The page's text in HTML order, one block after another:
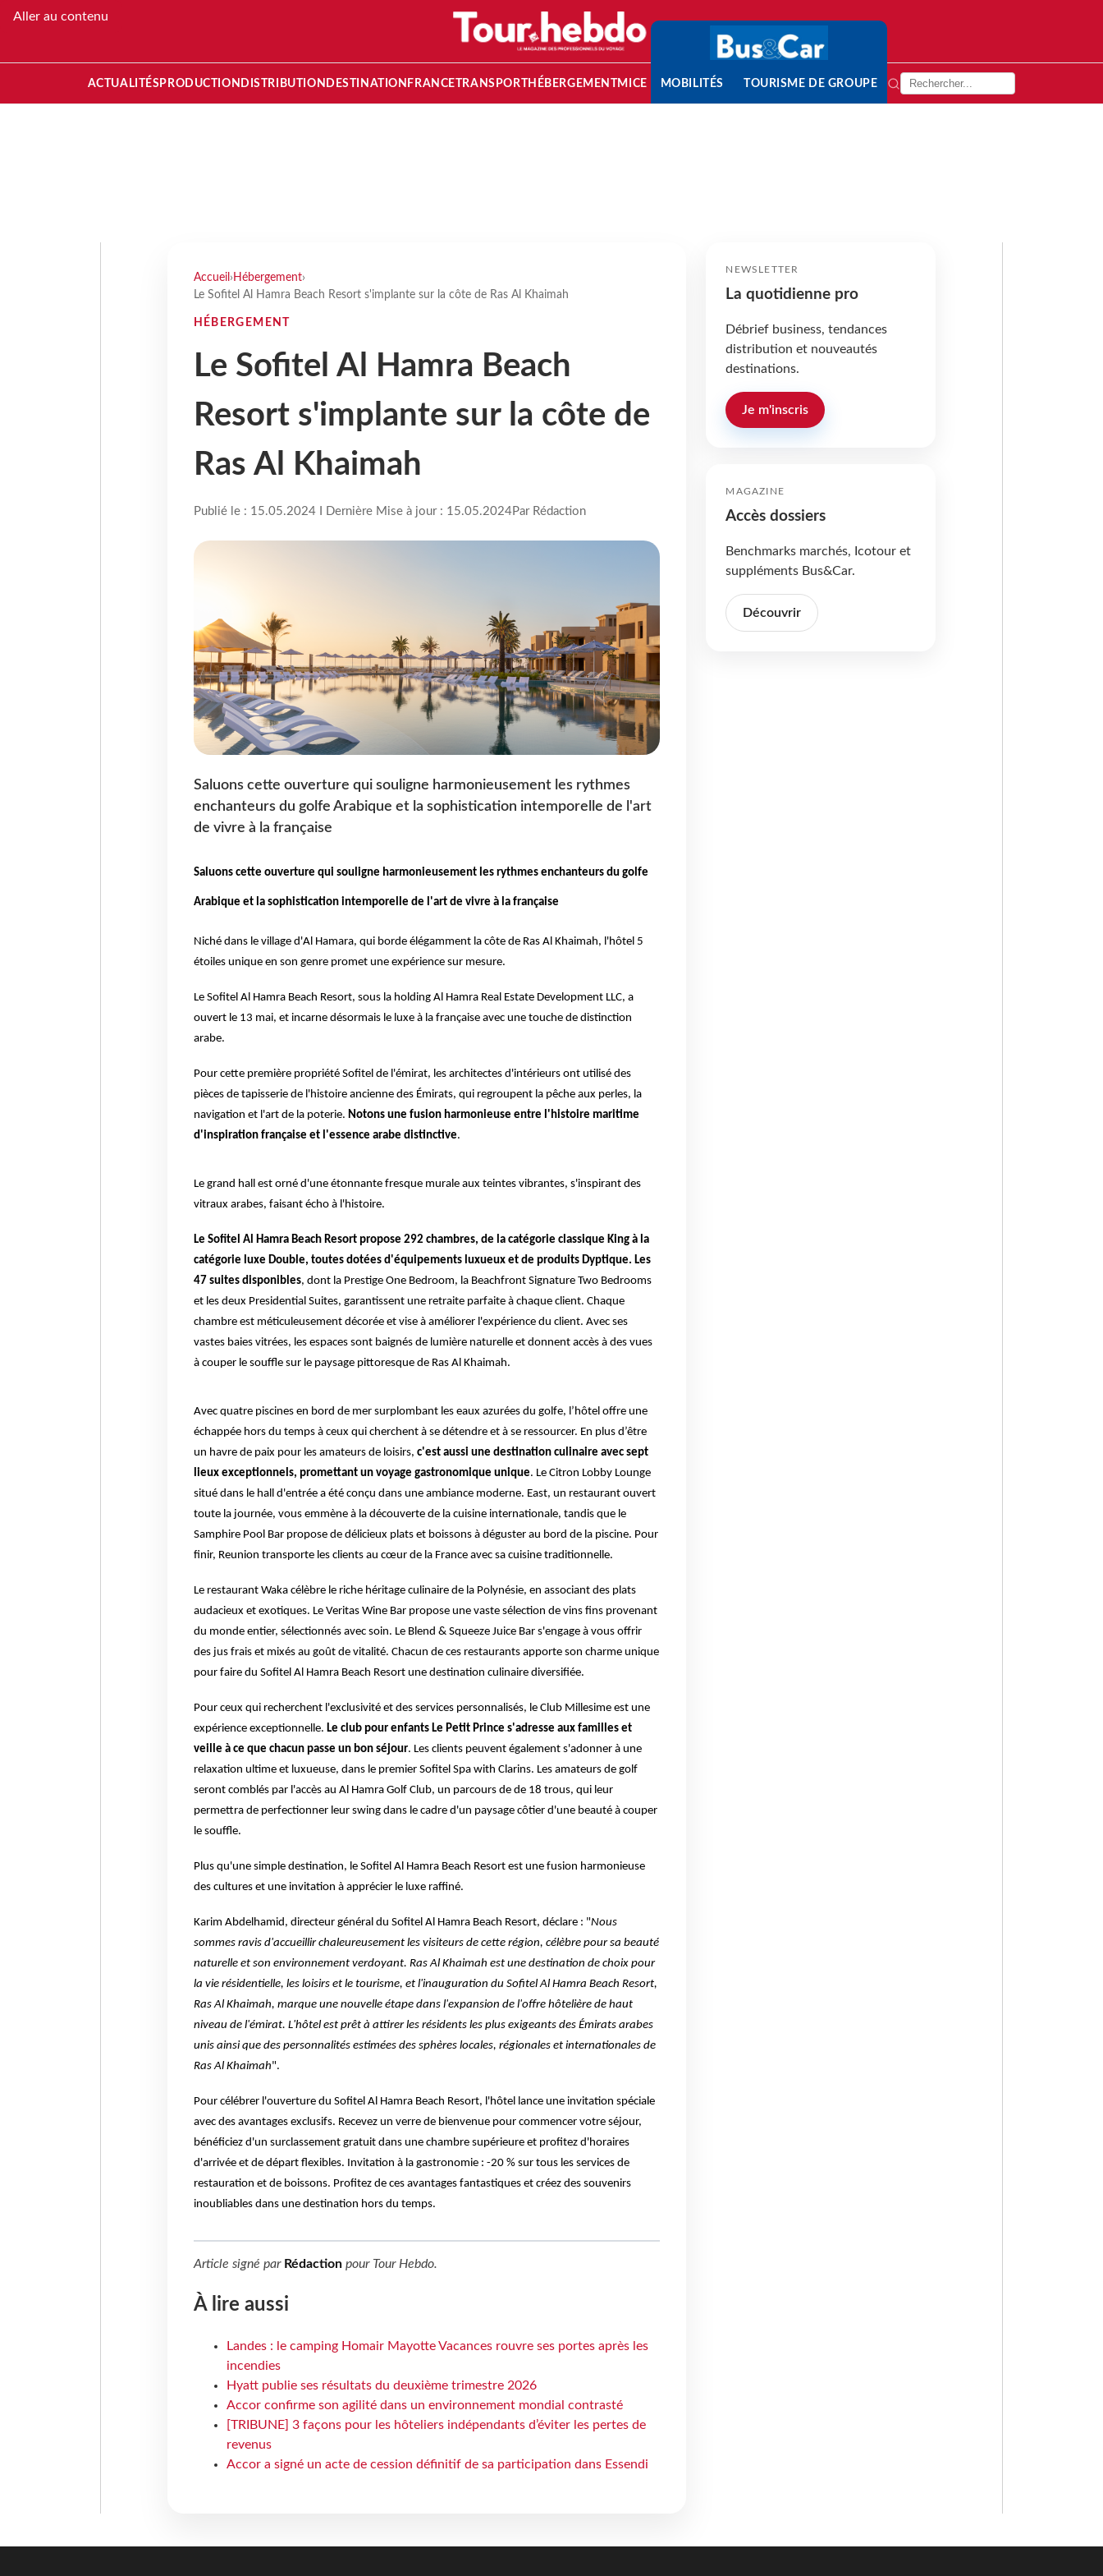
Aller au contenu
ACTUALITÉS PRODUCTION DISTRIBUTION DESTINATION FRANCETRANSPORT HÉBERGEMENTMICE MOBILITÉS TOURISME DE GROUPE
Accueil › Hébergement›
Le Sofitel Al Hamra Beach Resort s'implante sur la côte de Ras Al Khaimah
HÉBERGEMENT
Le Sofitel Al Hamra Beach
Resort s'implante sur la côte de
Ras Al Khaimah
Publié le : 15.05.2024 I Dernière Mise à jour : 15.05.2024Par Rédaction
Saluons cette ouverture qui souligne harmonieusement les rythmes
enchanteurs du golfe Arabique et la sophistication intemporelle de l'art
de vivre à la française
Saluons cette ouverture qui souligne harmonieusement les rythmes enchanteurs du golfe
Arabique et la sophistication intemporelle de l'art de vivre à la française
Niché dans le village d'Al Hamara, qui borde élégamment la côte de Ras Al Khaimah, l'hôtel 5
étoiles unique en son genre promet une expérience sur mesure.
Le Sofitel Al Hamra Beach Resort, sous la holding Al Hamra Real Estate Development LLC, a
ouvert le 13 mai, et incarne désormais le luxe à la française avec une touche de distinction
arabe.
Pour cette première propriété Sofitel de l'émirat, les architectes d'intérieurs ont utilisé des
pièces de tapisserie de l'histoire ancienne des Émirats, qui regroupent la pêche aux perles, la
navigation et l'art de la poterie. Notons une fusion harmonieuse entre l'histoire maritime
d'inspiration française et l'essence arabe distinctive.
Le grand hall est orné d'une étonnante fresque murale aux teintes vibrantes, s'inspirant des
vitraux arabes, faisant écho à l'histoire.
Le Sofitel Al Hamra Beach Resort propose 292 chambres, de la catégorie classique King à la
catégorie luxe Double, toutes dotées d'équipements luxueux et de produits Dyptique. Les
47 suites disponibles, dont la Prestige One Bedroom, la Beachfront Signature Two Bedrooms
et les deux Presidential Suites, garantissent une retraite parfaite à chaque client. Chaque
chambre est méticuleusement décorée et vise à améliorer l'expérience du client. Avec ses
vastes baies vitrées, les espaces sont baignés de lumière naturelle et donnent accès à des vues
à couper le souffle sur le paysage pittoresque de Ras Al Khaimah.
Avec quatre piscines en bord de mer surplombant les eaux azurées du golfe, l’hôtel offre une
échappée hors du temps à ceux qui cherchent à se détendre et à se ressourcer. En plus d’être
un havre de paix pour les amateurs de loisirs, c'est aussi une destination culinaire avec sept
lieux exceptionnels, promettant un voyage gastronomique unique. Le Citron Lobby Lounge
situé dans le hall d'entrée a été conçu dans une ambiance moderne. East, un restaurant ouvert
toute la journée, vous emmène à la découverte de la cuisine internationale, tandis que le
Samphire Pool Bar propose de délicieux plats et boissons à déguster au bord de la piscine. Pour
finir, Reunion transporte les clients au cœur de la France avec sa cuisine traditionnelle.
Le restaurant Waka célèbre le riche héritage culinaire de la Polynésie, en associant des plats
audacieux et exotiques. Le Veritas Wine Bar propose une vaste sélection de vins fins provenant
du monde entier, sélectionnés avec soin. Le Blend & Squeeze Juice Bar s'engage à vous offrir
des jus frais et mixés au goût de vitalité. Chacun de ces restaurants apporte son charme unique
pour faire du Sofitel Al Hamra Beach Resort une destination culinaire diversifiée.
Pour ceux qui recherchent l'exclusivité et des services personnalisés, le Club Millesime est une
expérience exceptionnelle. Le club pour enfants Le Petit Prince s'adresse aux familles et
veille à ce que chacun passe un bon séjour. Les clients peuvent également s'adonner à une
relaxation ultime et luxueuse, dans le premier Sofitel Spa with Clarins. Les amateurs de golf
seront comblés par l'accès au Al Hamra Golf Club, un parcours de de 18 trous, qui leur
permettra de perfectionner leur swing dans le cadre d'un paysage côtier d'une beauté à couper
le souffle.
Plus qu'une simple destination, le Sofitel Al Hamra Beach Resort est une fusion harmonieuse
des cultures et une invitation à apprécier le luxe raffiné.
Karim Abdelhamid, directeur général du Sofitel Al Hamra Beach Resort, déclare : "Nous
sommes ravis d'accueillir chaleureusement les visiteurs de cette région, célèbre pour sa beauté
naturelle et son environnement verdoyant. Ras Al Khaimah est une destination de choix pour
la vie résidentielle, les loisirs et le tourisme, et l'inauguration du Sofitel Al Hamra Beach Resort,
Ras Al Khaimah, marque une nouvelle étape dans l'expansion de l'offre hôtelière de haut
niveau de l'émirat. L'hôtel est prêt à attirer les résidents les plus exigeants des Émirats arabes
unis ainsi que des personnalités estimées des sphères locales, régionales et internationales de
Ras Al Khaimah".
Pour célébrer l'ouverture du Sofitel Al Hamra Beach Resort, l'hôtel lance une invitation spéciale
avec des avantages exclusifs. Recevez un verre de bienvenue pour commencer votre séjour,
bénéficiez d'un surclassement gratuit dans une chambre supérieure et profitez d'horaires
d'arrivée et de départ flexibles. Invitation à la gastronomie : -20 % sur tous les services de
restauration et de boissons. Profitez de ces avantages fantastiques et créez des souvenirs
inoubliables dans une destination hors du temps.
Article signé par Rédactionpour Tour Hebdo.
À lire aussi
Landes : le camping Homair Mayotte Vacances rouvre ses portes après les
incendies
Hyatt publie ses résultats du deuxième trimestre 2026
Accor confirme son agilité dans un environnement mondial contrasté
[TRIBUNE] 3 façons pour les hôteliers indépendants d’éviter les pertes de
revenus
Accor a signé un acte de cession définitif de sa participation dans Essendi
NEWSLETTER
La quotidienne pro
Débrief business, tendances
distribution et nouveautés
destinations.
Je m'inscris
MAGAZINE
Accès dossiers
Benchmarks marchés, Icotour et
suppléments Bus&Car.
Découvrir